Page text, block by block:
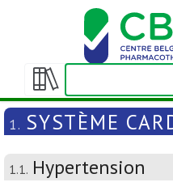
Afficher/masquer
la
table
matières
1. SYSTÈME
1.1. Hypertension